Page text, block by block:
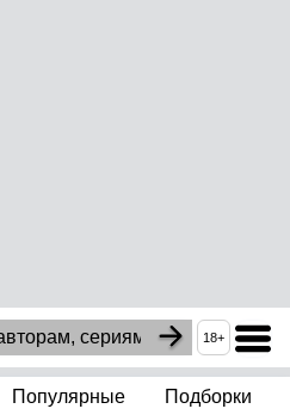
18+
Популярные Подборки